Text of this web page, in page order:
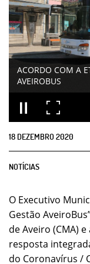
ACORDO COM A
AVEIROBUS
18 DEZEMBRO2020
NOTÍCIAS
O Executivo
Gestão
de Aveiro (CMA)
resposta
do Coronavírus /